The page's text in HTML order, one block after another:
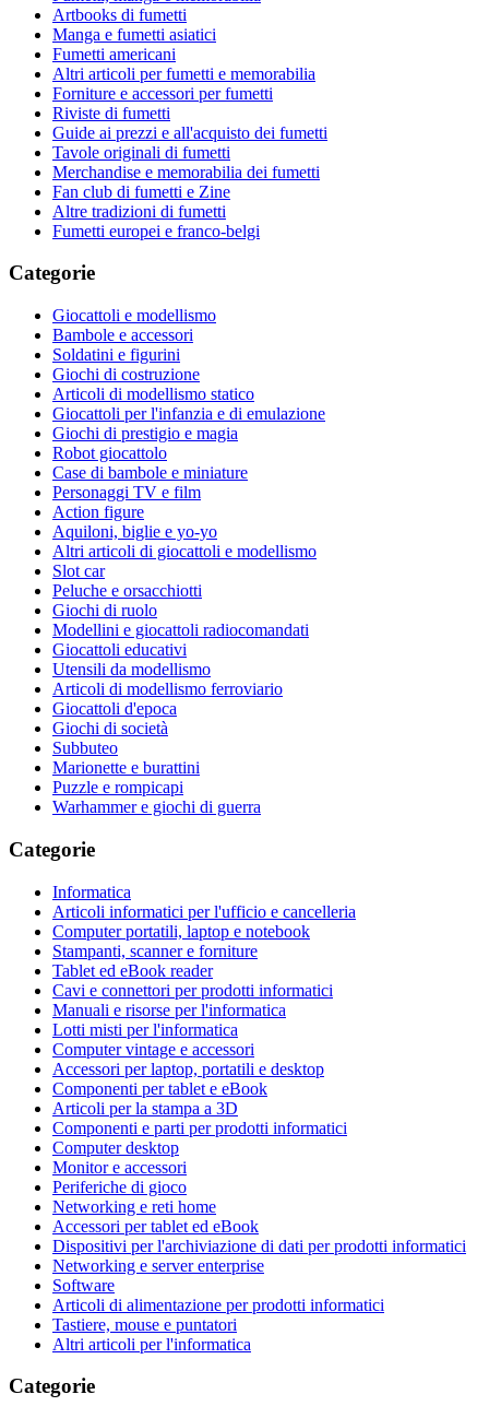
Artbooks di fumetti
Manga e fumetti asiatici
Fumetti americani
Altri articoli per fumetti e memorabilia
Forniture e accessori per fumetti
Riviste di fumetti
Guide ai prezzi e all'acquisto dei fumetti
Tavole originali di fumetti
Merchandise e memorabilia dei fumetti
Fan club di fumetti e Zine
Altre tradizioni di fumetti
Fumetti europei e franco-belgi
Categorie
Giocattoli e modellismo
Bambole e accessori
Soldatini e figurini
Giochi di costruzione
Articoli di modellismo statico
Giocattoli per l'infanzia e di emulazione
Giochi di prestigio e magia
Robot giocattolo
Case di bambole e miniature
Personaggi TV e film
Action figure
Aquiloni, biglie e yo-yo
Altri articoli di giocattoli e modellismo
Slot car
Peluche e orsacchiotti
Giochi di ruolo
Modellini e giocattoli radiocomandati
Giocattoli educativi
Utensili da modellismo
Articoli di modellismo ferroviario
Giocattoli d'epoca
Giochi di società
Subbuteo
Marionette e burattini
Puzzle e rompicapi
Warhammer e giochi di guerra
Categorie
Informatica
Articoli informatici per l'ufficio e cancelleria
Computer portatili, laptop e notebook
Stampanti, scanner e forniture
Tablet ed eBook reader
Cavi e connettori per prodotti informatici
Manuali e risorse per l'informatica
Lotti misti per l'informatica
Computer vintage e accessori
Accessori per laptop, portatili e desktop
Componenti per tablet e eBook
Articoli per la stampa a 3D
Componenti e parti per prodotti informatici
Computer desktop
Monitor e accessori
Periferiche di gioco
Networking e reti home
Accessori per tablet ed eBook
Dispositivi per l'archiviazione di dati per prodotti informatici
Networking e server enterprise
Software
Articoli di alimentazione per prodotti informatici
Tastiere, mouse e puntatori
Altri articoli per l'informatica
Categorie